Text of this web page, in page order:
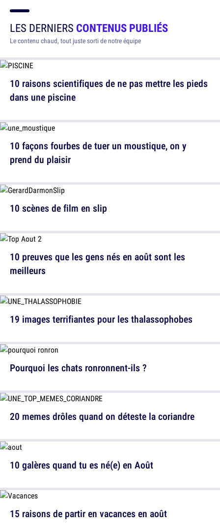
LES DERNIERS CONTENUS PUBLIÉS
Le contenu chaud, tout juste sorti de notre équipe
10 raisons scientifiques de ne pas mettre les pieds
dans une piscine
10 scènes de film en slip
19 images terrifiantes pour les thalassophobes
20 memes drôles quand on déteste la coriandre
15 raisons de partir en vacances en août
10 façons fourbes de tuer un moustique, on y
prend du plaisir
10 preuves que les gens nés en août sont les
meilleurs
Pourquoi les chats ronronnent-ils ?
10 galères quand tu es né(e) en Août